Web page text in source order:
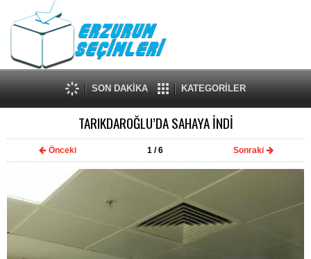
SON DAKİKA KATEGORİLER
TARIKDAROĞLU’DA SAHAYA İNDİ
Önceki 1 / 6 Sonraki